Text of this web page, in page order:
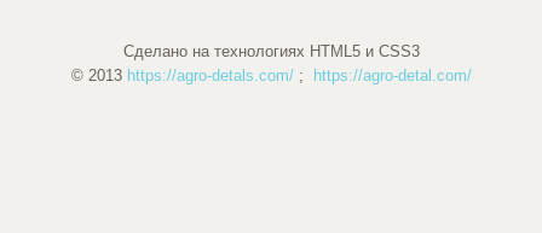
Сделано на технологиях HTML5 и CSS3
© 2013 https://agro-detals.com/; https://agro-detal.com/